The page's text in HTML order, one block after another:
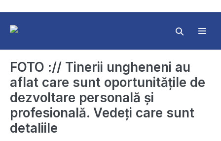
content
Search
FOTO :// Tinerii ungheneni au
aflat care sunt oportunitățile de
dezvoltare personală și
profesională. Vedeți care sunt
detaliile